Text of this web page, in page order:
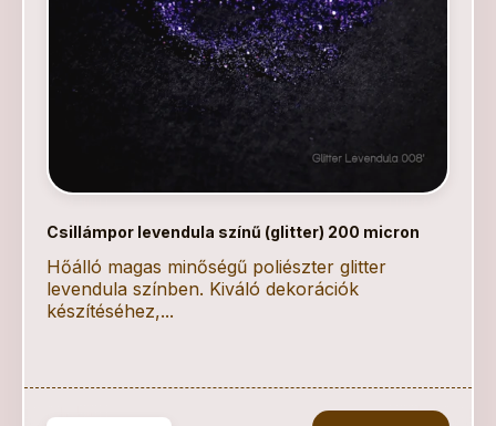
Csillámpor levendula színű (glitter) 200 micron
Hőálló magas minőségű poliészter glitter
levendula színben. Kiváló dekorációk
készítéséhez,...